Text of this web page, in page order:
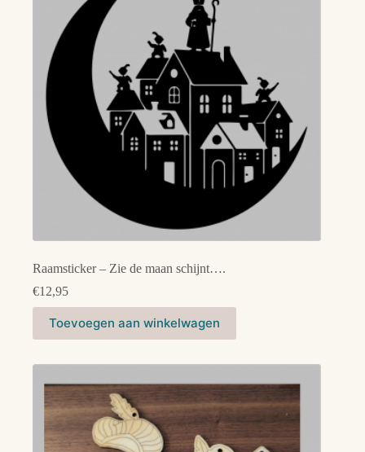
Raamsticker – Zie de maan schijnt….
€12,95
Toevoegen aan winkelwagen